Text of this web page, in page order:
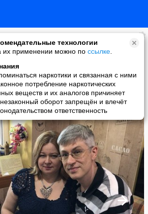
технологии
их применении можно по ссылке
наркотики и связанная с ними
потребление наркотических
веществ и их аналогов причиняет
оборот запрещён и влечёт
ответственность